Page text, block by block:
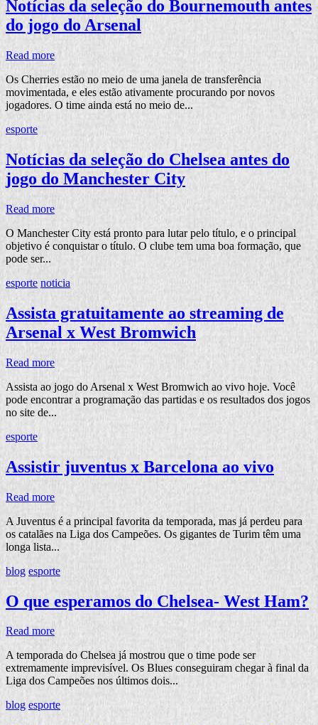
Notícias da seleção do Bournemouth antes
do jogo do Arsenal
Read more
Os Cherries estão no meio de uma janela de transferência
movimentada, e eles estão ativamente procurando por novos
jogadores. O time ainda está no meio de...
esporte
Notícias da seleção do Chelsea antes do
jogo do Manchester City
Read more
O Manchester City está pronto para lutar pelo título, e o principal
objetivo é conquistar o título. O clube tem uma boa formação, que
pode ser...
esporte noticia
Assista gratuitamente ao streaming de
Arsenal x West Bromwich
Read more
Assista ao jogo do Arsenal x West Bromwich ao vivo hoje. Você
pode encontrar a programação das partidas e os resultados dos jogos
no site de...
esporte
Assistir juventus x Barcelona ao vivo
Read more
A Juventus é a principal favorita da temporada, mas já perdeu para
os catalães na Liga dos Campeões. Os gigantes de Turim têm uma
longa lista...
blog esporte
O que esperamos do Chelsea- West Ham?
Read more
A temporada do Chelsea já mostrou que o time pode ser
extremamente imprevisível. Os Blues conseguiram chegar à final da
Liga dos Campeões nos últimos dois...
blog esporte